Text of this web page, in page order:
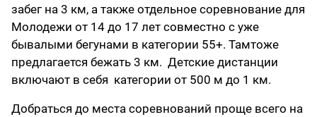
забег на 3 км, а также отдельное соревнование для
Молодежи от 14 до 17 лет совместно с уже
бывалыми бегунами в категории 55+. Тамтоже
предлагается бежать 3 км. Детские дистанции
включают в себя категории от 500 м до 1 км.
Добраться до места соревнований проще всего на